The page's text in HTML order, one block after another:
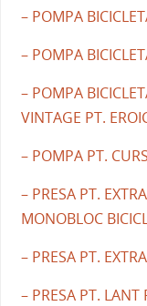
– POMPA
– POMPA
– POMPA
VINTAGE PT.
– POMPA PT.
– PRESA PT.
MONOBLOC
– PRESA PT.
– PRESA PT. LANT